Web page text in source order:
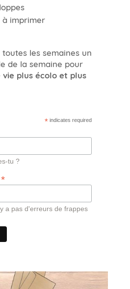
à imprimer
les semaines un
de la semaine pour
vie plus écolo et plus
* indicates required
tu ?
*
a pas d'erreurs de frappes